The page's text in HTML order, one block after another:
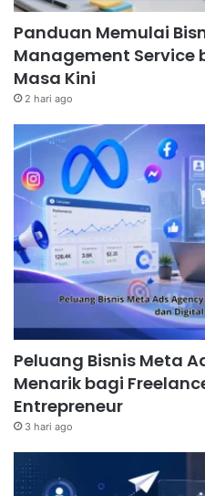
Panduan Memulai
Management Service
Masa Kini
2 hari ago
Peluang Bisnis Meta
Menarik bagi
Entrepreneur
3 hari ago